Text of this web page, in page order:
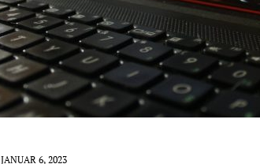
JANUAR 6, 2023